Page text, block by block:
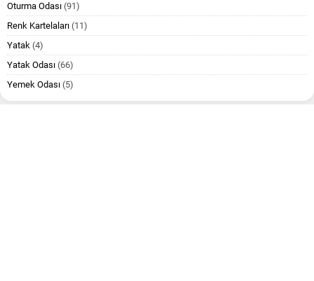
Oturma Odası (91)
Renk Kartelaları (11)
Yatak (4)
Yatak Odası (66)
Yemek Odası (5)